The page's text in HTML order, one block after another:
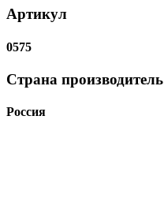
Артикул
0575
Страна производитель
Россия